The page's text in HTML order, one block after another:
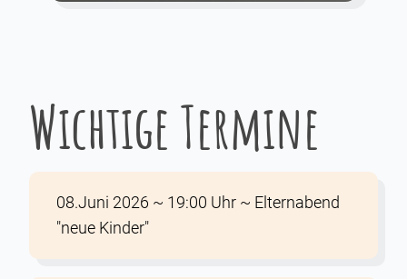
Wichtige Termine
08.Juni 2026 ~ 19:00 Uhr ~ Elternabend
"neue Kinder"